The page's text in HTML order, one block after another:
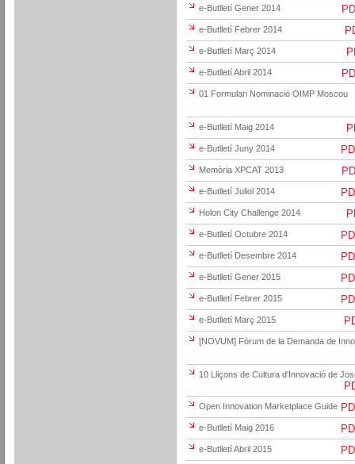
e-Butlletí Gener 2014
e-Butlletí Febrer 2014
e-Butlletí Març 2014
e-Butlletí Abril 2014
01 Formulari Nominació OIMP Moscou
e-Butlletí Maig 2014
e-Butlletí Juny 2014
Memòria XPCAT 2013
e-Butlletí Juliol 2014
Holon City Challenge 2014
e-Butlletí Octubre 2014
e-Butlletí Desembre 2014
e-Butlletí Gener 2015
e-Butlletí Febrer 2015
e-Butlletí Març 2015
[NOVUM] Fòrum de la Demanda de
10 Lliçons de Cultura d'Innovació de
Open Innovation Marketplace Guide
e-Butlletí Maig 2016
e-Butlletí Abril 2015